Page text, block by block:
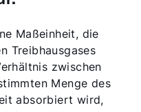
Maßeinheit, die
Treibhausgases
zwischen
Menge des
absorbiert wird,